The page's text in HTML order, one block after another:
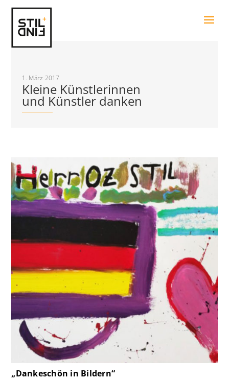
1. März 2017
Kleine Künstlerinnen
und Künstler danken
„Dankeschön in Bildern“